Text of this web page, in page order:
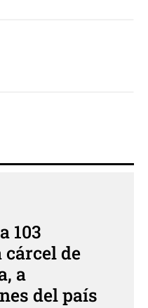
103
de
a
del país